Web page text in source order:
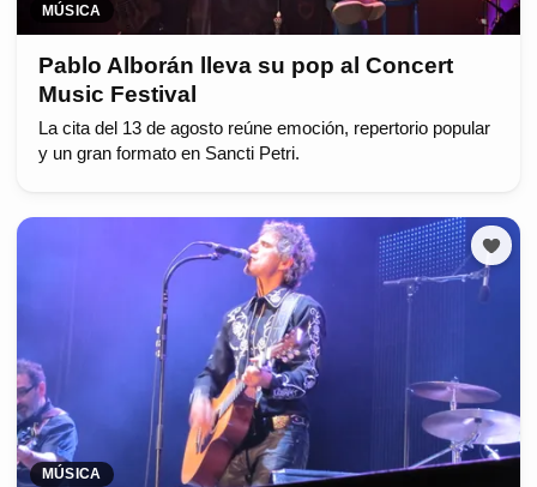
MÚSICA
Pablo Alborán lleva su pop al Concert
Music Festival
La cita del 13 de agosto reúne emoción, repertorio popular
y un gran formato en Sancti Petri.
MÚSICA